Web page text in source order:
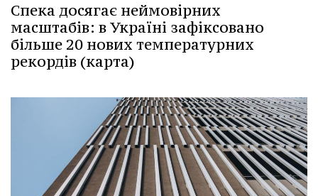
Спека досягає неймовірних
масштабів: в Україні зафіксовано
більше 20 нових температурних
рекордів (карта)